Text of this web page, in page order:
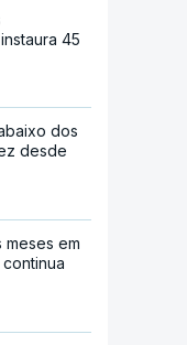
45
dos
desde
meses em